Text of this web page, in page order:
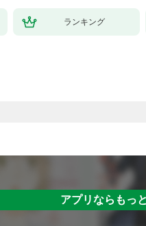
ランキング
アプリならもっ